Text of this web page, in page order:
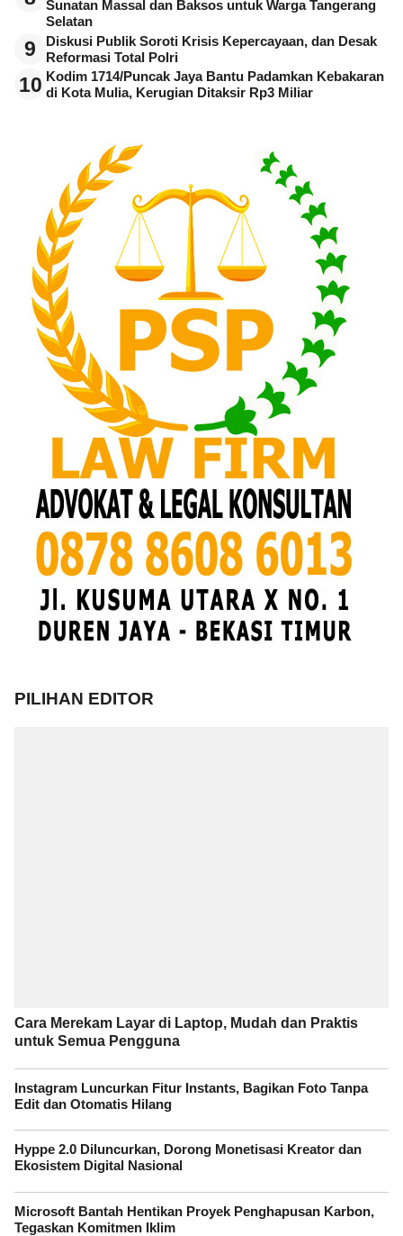
Sunatan Massal dan Baksos untuk Warga Tangerang
Selatan
9
Diskusi Publik Soroti Krisis Kepercayaan, dan Desak
Reformasi Total Polri
10 Kodim 1714/Puncak Jaya Bantu Padamkan Kebakaran
di Kota Mulia, Kerugian Ditaksir Rp3 Miliar
PILIHAN EDITOR
Cara Merekam Layar di Laptop, Mudah dan Praktis
untuk Semua Pengguna
Instagram Luncurkan Fitur Instants, Bagikan Foto Tanpa
Edit dan Otomatis Hilang
Hyppe 2.0 Diluncurkan, Dorong Monetisasi Kreator dan
Ekosistem Digital Nasional
Microsoft Bantah Hentikan Proyek Penghapusan Karbon,
Tegaskan Komitmen Iklim